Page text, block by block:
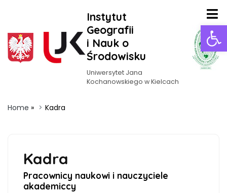
Instytut
Geografii
i Nauk o
Środowisku
Uniwersytet Jana
Kochanowskiego w Kielcach
Home » Kadra
Kadra
Pracownicy naukowi i nauczyciele
akademiccy